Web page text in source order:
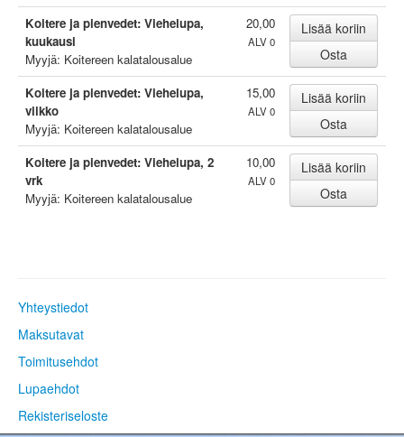
Koitere ja pienvedet: Viehelupa,
kuukausi
Myyjä: Koitereen kalatalousalue
20,00
ALV 0
Koitere ja pienvedet: Viehelupa,
viikko
Myyjä: Koitereen kalatalousalue
15,00
ALV 0
Koitere ja pienvedet: Viehelupa, 2
vrk
Myyjä: Koitereen kalatalousalue
10,00
ALV 0
Yhteystiedot
Maksutavat
Toimitusehdot
Lupaehdot
Rekisteriseloste